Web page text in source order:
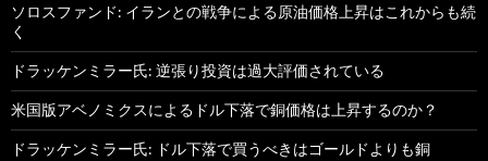
ソロスファンド: イランとの戦争による原油価格上昇はこれからも続
く
ドラッケンミラー氏: 逆張り投資は過大評価されている
米国版アベノミクスによるドル下落で銅価格は上昇するのか？
ドラッケンミラー氏: ドル下落で買うべきはゴールドよりも銅